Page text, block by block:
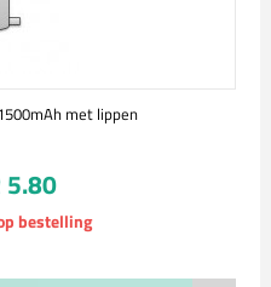
met lippen
5.80
bestelling